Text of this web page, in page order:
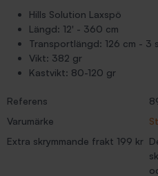
Hills Solution Laxspö
Längd: 12' - 360 cm
Transportlängd: 126 cm - 3
Vikt: 382 gr
Kastvikt: 80-120 gr
Referens
Varumärke
Extra skrymmande frakt 199 kr